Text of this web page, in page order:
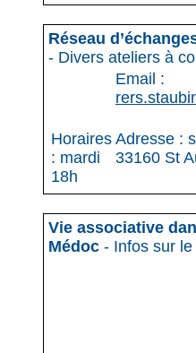
Réseau
- Divers ateliers à
Email :
Horaires
: mardi
18h
Adresse :
33160 St
Vie associative
Médoc - Infos sur